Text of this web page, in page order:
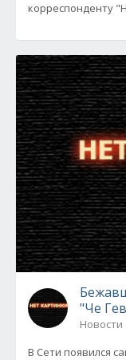
корреспонденту
"Че
Новости
В Сети появился